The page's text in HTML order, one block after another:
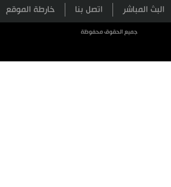
البث المباشر اتصل بنا خارطة الموقع
جميع الحقوق محفوظة